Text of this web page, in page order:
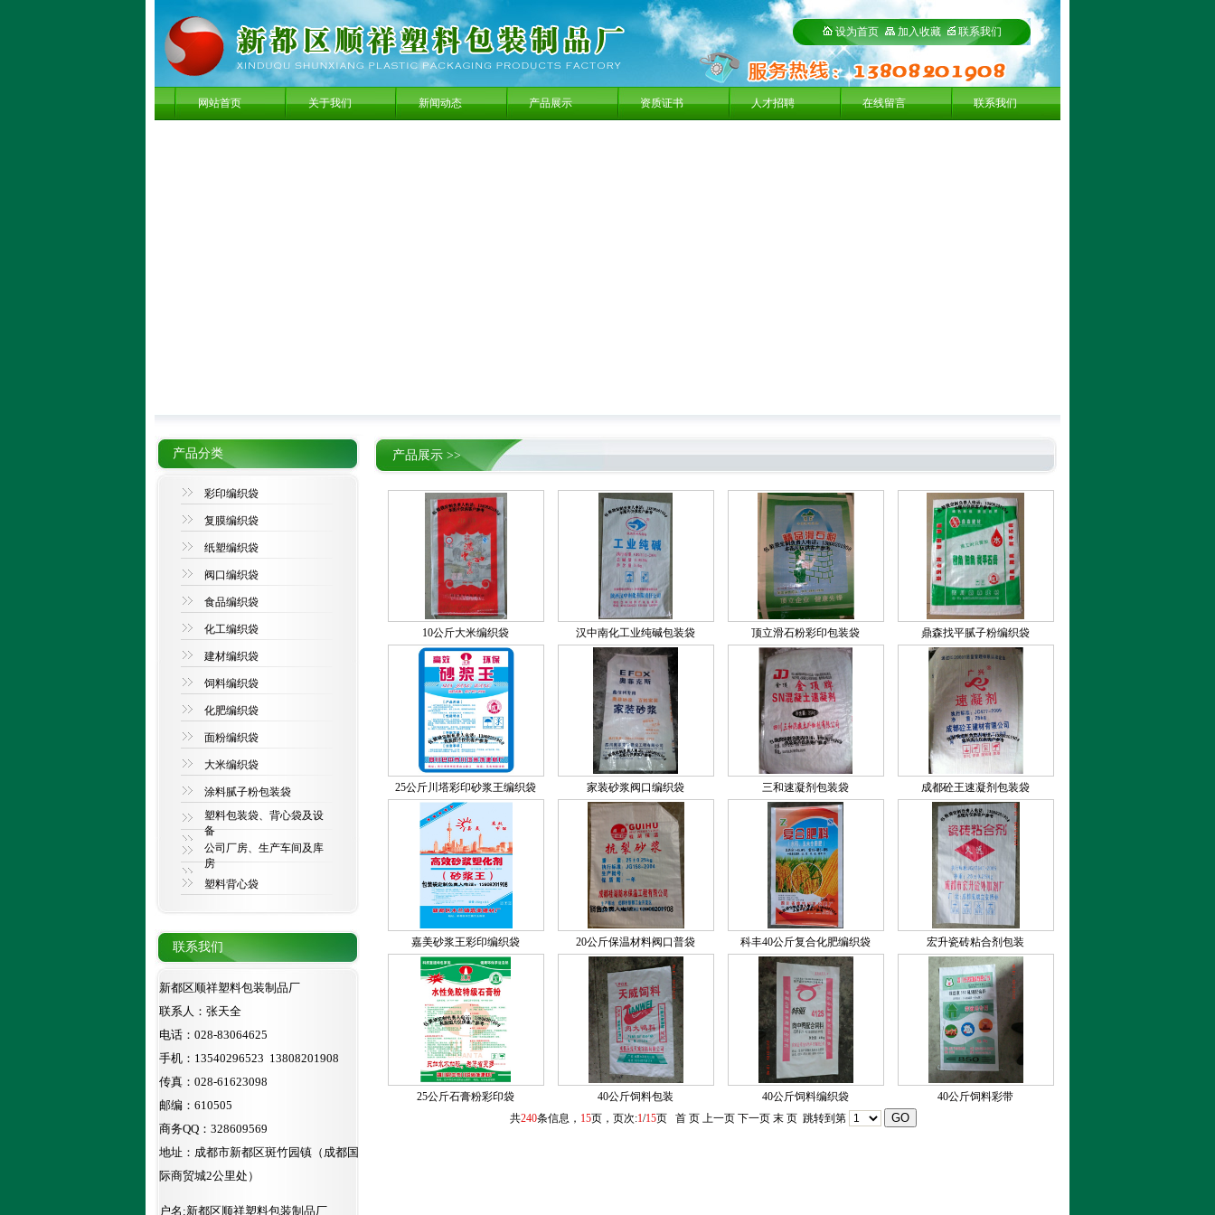
设为首页 加入收藏 联系我们
网站首页 关于我们 新闻动态 产品展示 资质证书 人才招聘 在线留言 联系我们
产品分类
彩印编织袋
复膜编织袋
纸塑编织袋
阀口编织袋
食品编织袋
化工编织袋
建材编织袋
饲料编织袋
化肥编织袋
面粉编织袋
大米编织袋
涂料腻子粉包装袋
塑料包装袋、背心袋及设
备
公司厂房、生产车间及库
房
塑料背心袋
联系我们
新都区顺祥塑料包装制品厂
联系人：张天全
电话：028-83064625
手机：13540296523 13808201908
传真：028-61623098
邮编：610505
商务QQ：328609569
地址：成都市新都区斑竹园镇（成都国
际商贸城2公里处）
户名:新都区顺祥塑料包装制品厂
产品展示 >>
10公斤大米编织袋 汉中南化工业纯碱包装袋 顶立滑石粉彩印包装袋 鼎森找平腻子粉编织袋
25公斤川塔彩印砂浆王编织袋 家装砂浆阀口编织袋 三和速凝剂包装袋 成都砼王速凝剂包装袋
嘉美砂浆王彩印编织袋 20公斤保温材料阀口普袋 科丰40公斤复合化肥编织袋 宏升瓷砖粘合剂包装
25公斤石膏粉彩印袋 40公斤饲料包装 40公斤饲料编织袋
40公斤饲料彩带
共240条信息， 15页，页次:1/15页 首 页 上一页 下一页 末 页跳转到第